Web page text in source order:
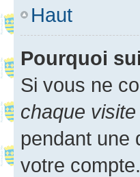
Haut
Pourquoi
Si vous ne
chaque visite
pendant une
votre